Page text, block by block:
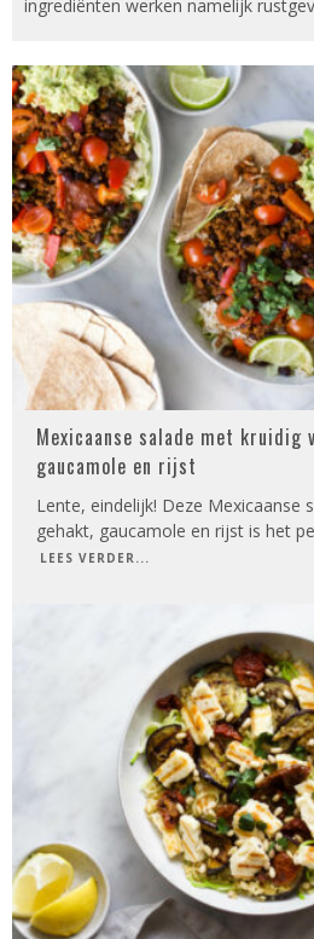
ingrediënten werken namelijk
Mexicaanse salade met kruidig
gaucamole en rijst
Lente, eindelijk! Deze Mexicaanse
gehakt, gaucamole en rijst is het
LEES VERDER...